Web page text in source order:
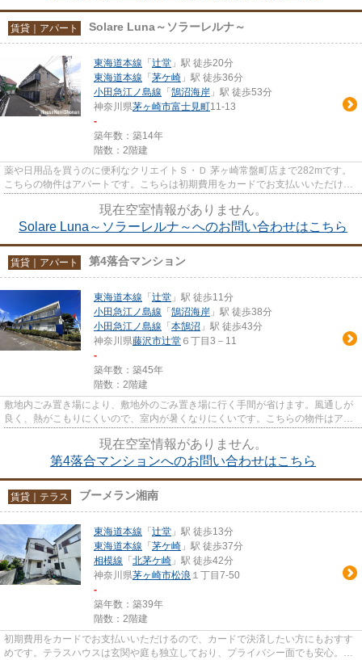
賃貸｜アパート Solare Luna～ソラーレルナ～
東海道本線 「 辻堂 」駅 徒歩20分
東海道本線 「 茅ケ崎 」駅 徒歩36分
小田急江ノ島線 「 鵠沼海岸 」駅 徒歩53分
神奈川県茅ヶ崎市富士見町11-13
-
築年数：築14年
階数：2階建
薬や日用品を買うのに便利なクリエイトＳ・Ｄ 茅ヶ崎常盤町店まで282mです。
こちらの物件はアパートです。こちらは初期費用をカードでお支払いいただける
現在空室情報がありません。
Solare Luna～ソラーレルナ～へのお問い合わせはこちら
賃貸｜アパート 第4落合マンション
東海道本線 「 辻堂 」駅 徒歩11分
小田急江ノ島線 「 鵠沼海岸 」駅 徒歩38分
小田急江ノ島線 「 本鵠沼 」駅 徒歩43分
神奈川県藤沢市辻堂 ６丁目3－11
-
築年数：築45年
階数：2階建
敷地内ごみ置き場により、敷地外のごみ置き場に行く手間が省けます。風通しが
良く、熱がこもりにくいので、室内が暑くなりにくいです。こちらの物件はアパ
現在空室情報がありません。
第4落合マンションへのお問い合わせはこちら
賃貸｜テラス ブーメラン湘南
東海道本線 「 辻堂 」駅 徒歩13分
東海道本線 「 茅ケ崎 」駅 徒歩37分
相模線 「 北茅ケ崎 」駅 徒歩42分
神奈川県茅ヶ崎市松浪 １丁目7-50
-
築年数：築39年
階数：2階建
初期費用をカードでお支払いいただけるので、カードで決済したい方にもおすす
めです。テラスハウスは玄関や庭も独立しており、プライバシー面でも安心。こ